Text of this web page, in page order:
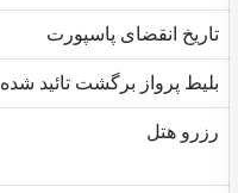
تاریخ انقضای پاسپورت
بلیط پرواز برگشت تائید شده
رزرو هتل